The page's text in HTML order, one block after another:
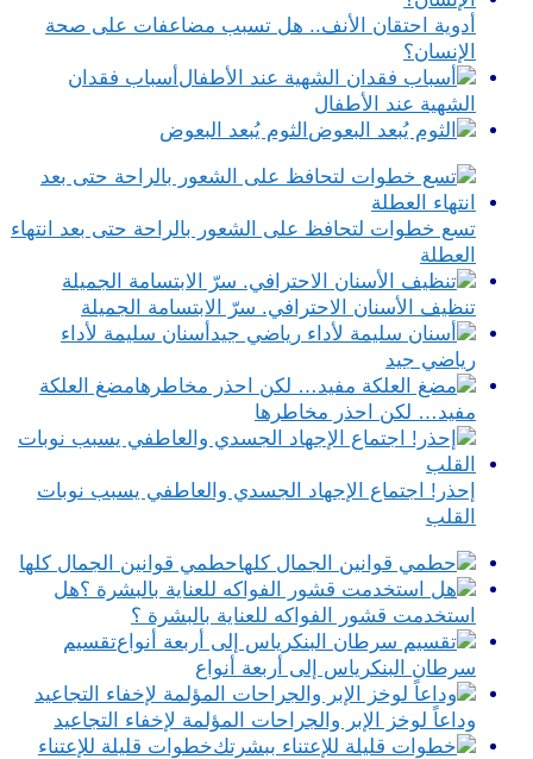
أدوية احتقان الأنف.. هل تسبب مضاعفات على صحة
الإنسان؟
أسباب فقدان
الشهية عند الأطفال
الثوم يُبعد البعوض
تسع خطوات لتحافظ على الشعور بالراحة حتى بعد انتهاء
العطلة
تنظيف الأسنان الاحترافي. سرّ الابتسامة الجميلة
أسنان سليمة لأداء
رياضي جيد
مضغ العلكة
مفيد… لكن احذر مخاطرها
إحذر! اجتماع الإجهاد الجسدي والعاطفي يسبب نوبات
القلب
حطمي قوانين الجمال كلها
هل
استخدمت قشور الفواكه للعناية بالبشرة ؟
تقسيم
سرطان البنكرياس إلى أربعة أنواع
وداعاً لوخز الإبر والجراحات المؤلمة لإخفاء التجاعيد
خطوات قليلة للإعتناء